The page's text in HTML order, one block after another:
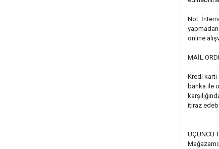
Not:
yapmadan
online
MAİL
Kredi
banka ile
itiraz
ÜÇÜNCÜ